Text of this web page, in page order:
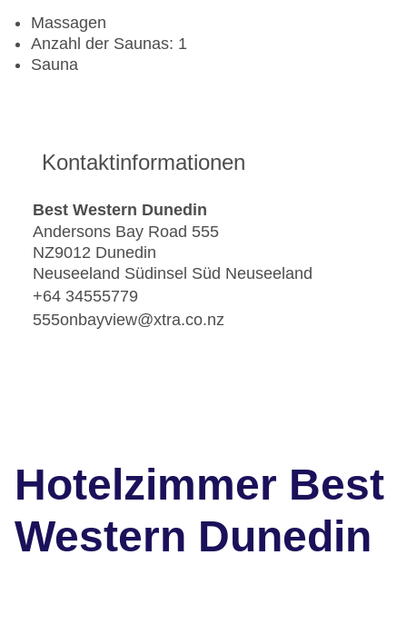
Massagen
Anzahl der Saunas: 1
Sauna
Kontaktinformationen
Best Western Dunedin
Andersons Bay Road 555
NZ9012 Dunedin
Neuseeland Südinsel Süd Neuseeland
+64 34555779
555onbayview@xtra.co.nz
Hotelzimmer Best
Western Dunedin